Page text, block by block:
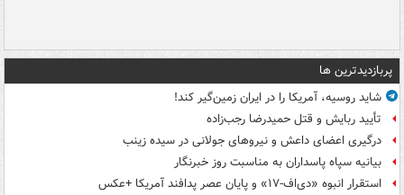
پربازدیدترین ها
شاید روسیه، آمریکا را در ایران زمین‌گیر کند!
تأیید ربایش و قتل حمیدرضا رجب‌زاده
درگیری اعضای داعش و نیروهای جولانی در سیده زینب
بیانیه سپاه پاسداران به مناسبت روز خبرنگار
استقرار انبوه «دی‌اف‑۱۷» و پایان عصر پدافند آمریکا +عکس